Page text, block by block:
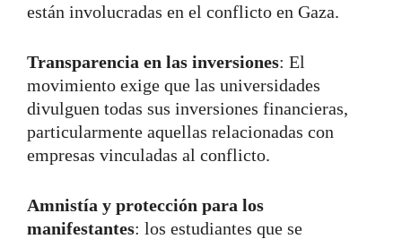
están involucradas en el conflicto en Gaza.
Transparencia en las inversiones: El
movimiento exige que las universidades
divulguen todas sus inversiones financieras,
particularmente aquellas relacionadas con
empresas vinculadas al conflicto.
Amnistía y protección para los
manifestantes: los estudiantes que se